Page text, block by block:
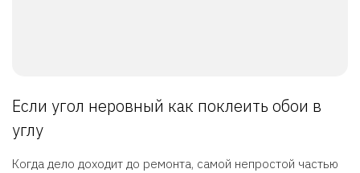
Если угол неровный как поклеить обои в
углу
Когда дело доходит до ремонта, самой непростой частью